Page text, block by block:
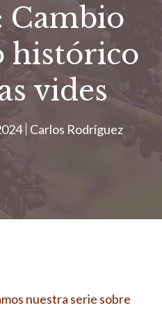
Cambio
histórico
vides
Carlos Rodríguez
nuestra serie sobre